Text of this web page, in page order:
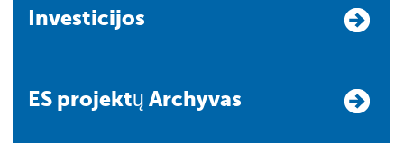
Investicijos
ES projektų Archyvas